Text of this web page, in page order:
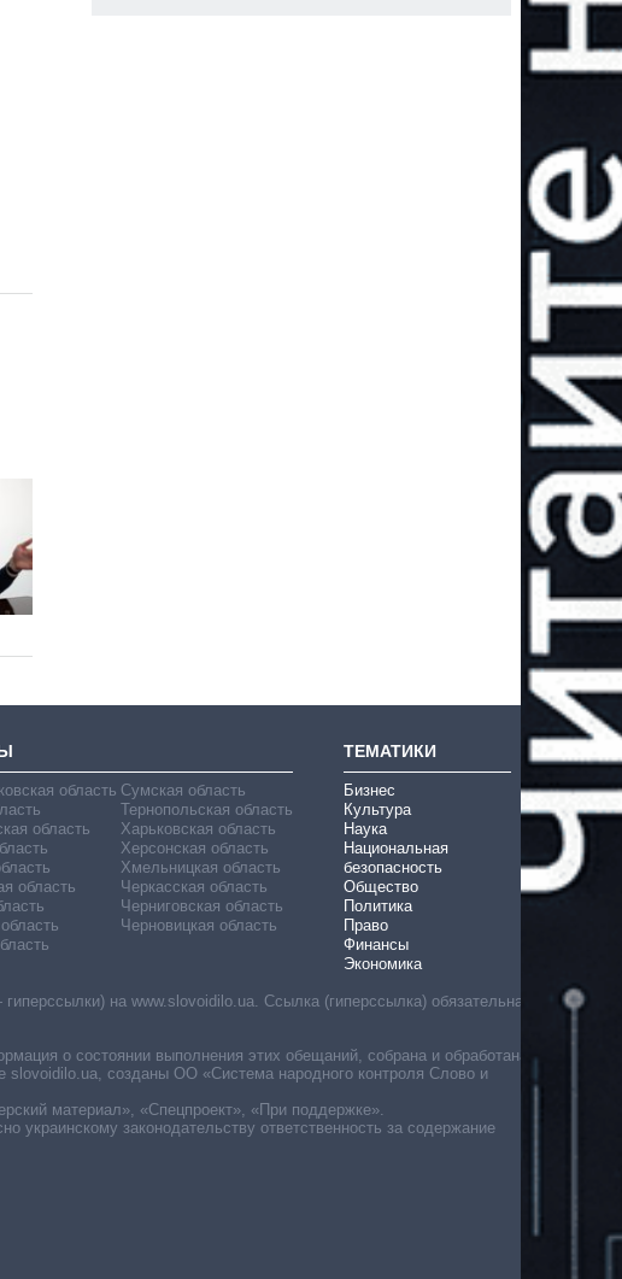
область
область
область
Сумская область
Тернопольская область
Харьковская область
Херсонская область
Хмельницкая область
Черкасская область
Черниговская область
Черновицкая область
ТЕМАТИКИ
Бизнес
Культура
Наука
Национальная
безопасность
Общество
Политика
Право
Финансы
Экономика
на www.slovoidilo.ua. Ссылка (гиперссылка) обязательна
о состоянии выполнения этих обещаний, собрана и обработана
созданы ОО «Система народного контроля Слово и
материал», «Спецпроект», «При поддержке».
украинскому законодательству ответственность за содержание